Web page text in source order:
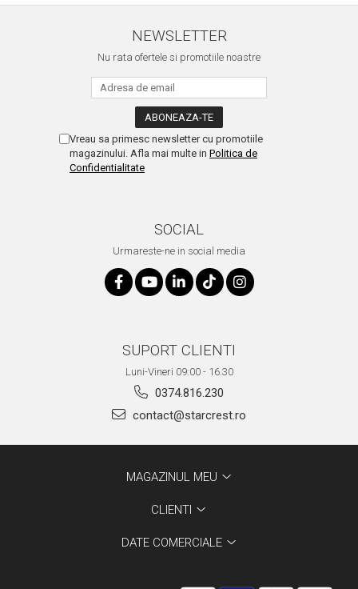
NEWSLETTER
Nu rata ofertele si promotiile noastre
Vreau sa primesc newsletter cu promotiile
magazinului. Afla mai multe in Politica de
Confidentialitate
SOCIAL
Urmareste-ne in social media
SUPORT CLIENTI
Luni-Vineri 09:00 - 16.30
0374.816.230
contact@starcrest.ro
MAGAZINUL MEU
CLIENTI
DATE COMERCIALE